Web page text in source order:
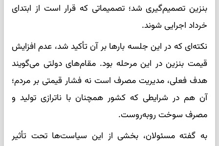
بنزین تصمیم‌گیری شد؛ تصمیماتی که قرار است از ابتدای
خرداد اجرایی شوند.
نکته‌ای که در این جلسه بارها بر آن تأکید شد، عدم افزایش
قیمت بنزین در این مرحله بود. مقام‌های دولتی می‌گویند
هدف فعلی، مدیریت مصرف است نه فشار قیمتی بر مردم؛
آن هم در شرایطی که کشور همچنان با ناترازی تولید و
مصرف سوخت روبه‌روست.
به گفته مسئولان، بخشی از این سیاست‌ها تحت تأثیر